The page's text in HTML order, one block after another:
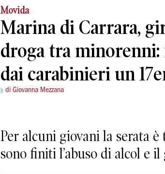
Movida
Marina di Carrara,
droga tra
dai carabinieri un
di Giovanna Mezzana
Per alcuni giovani la serata
sono finiti l’abuso di alcol e